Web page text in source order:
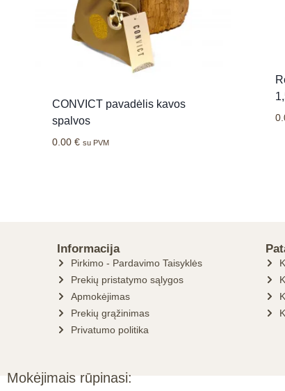
CONVICT pavadėlis kavos
spalvos
0.00 € su PVM
Informacija
Pirkimo - Pardavimo Taisyklės
Prekių pristatymo sąlygos
Apmokėjimas
Prekių grąžinimas
Privatumo politika
Mokėjimais rūpinasi: